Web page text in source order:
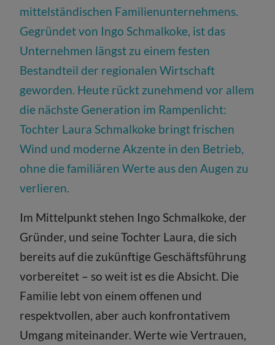
mittelständischen Familienunternehmens.
Gegründet von Ingo Schmalkoke, ist das
Unternehmen längst zu einem festen
Bestandteil der regionalen Wirtschaft
geworden. Heute rückt zunehmend vor allem
die nächste Generation im Rampenlicht:
Tochter Laura Schmalkoke bringt frischen
Wind und moderne Akzente in den Betrieb,
ohne die familiären Werte aus den Augen zu
verlieren.
Im Mittelpunkt stehen Ingo Schmalkoke, der
Gründer, und seine Tochter Laura, die sich
bereits auf die zukünftige Geschäftsführung
vorbereitet – so weit ist es die Absicht. Die
Familie lebt von einem offenen und
respektvollen, aber auch konfrontativem
Umgang miteinander. Werte wie Vertrauen,